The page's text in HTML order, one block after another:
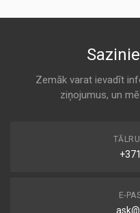
F894
Zemāk varat ievadīt
ziņojumus, un
E-